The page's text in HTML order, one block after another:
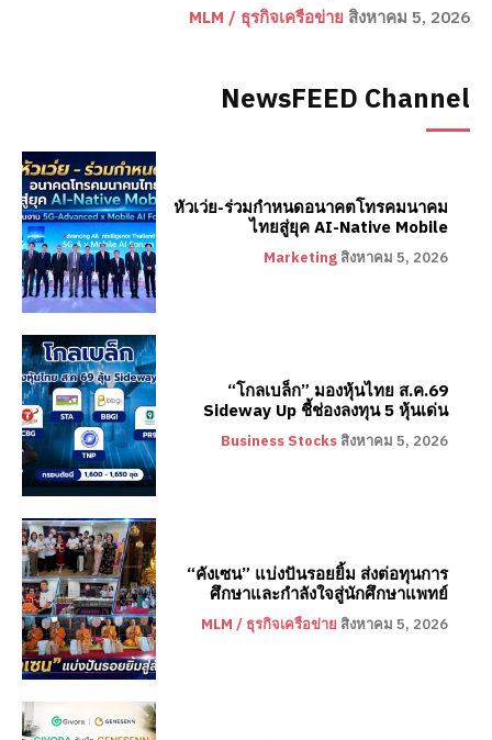
MLM / ธุรกิจเครือข่าย สิงหาคม 5, 2026
NewsFEED Channel
หัวเว่ย-ร่วมกำหนดอนาคตโทรคมนาคม
ไทยสู่ยุค AI-Native Mobile
Marketing สิงหาคม 5, 2026
“โกลเบล็ก” มองหุ้นไทย ส.ค.69
Sideway Up ชี้ช่องลงทุน 5 หุ้นเด่น
Business Stocks สิงหาคม 5, 2026
“คังเซน” แบ่งปันรอยยิ้ม ส่งต่อทุนการ
ศึกษาและกำลังใจสู่นักศึกษาแพทย์
MLM / ธุรกิจเครือข่าย สิงหาคม 5, 2026